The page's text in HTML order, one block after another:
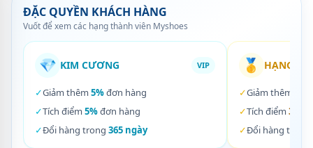
ĐẶC QUYỀN KHÁCH HÀNG
Vuốt để xem các hạng thành viên Myshoes
💎 KIM CƯƠNG VIP
✓Giảm thêm 5%đơn hàng
✓Tích điểm 5%đơn hàng
✓Đổi hàng trong 365 ngày
🥇 HẠNG
✓Giảm thêm
✓Tích điểm 3%
✓Đổi hàng trong